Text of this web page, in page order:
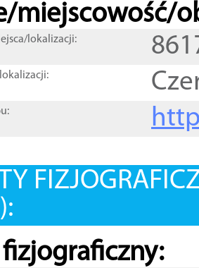
miejscowość/
lokalizacji: